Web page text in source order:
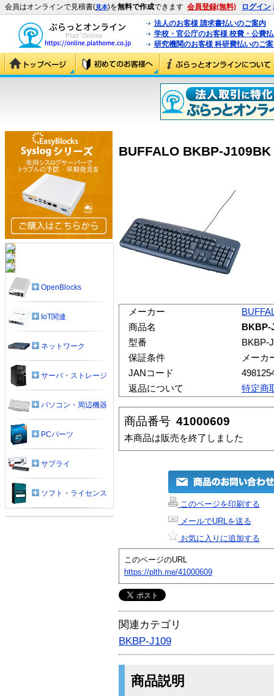
会員はオンラインで見積書(見本)を無料で作成できます 会員登録(無料) ログイン
法人のお客様 請求書払いのご案内
学校・官公庁のお客様 校費・公費
研究機関のお客様 科研費払いのご
BUFFALO BKBP-
メーカー
商品名
BKBP-
型番
BKBP-
保証条件
メーカ
JANコード
返品について
特定商
商品番号 41000609
本商品は販売を終了しました
このページを印刷する
メールでURLを送る
お気に入りに追加する
このページのURL
https://plth.me/41000609
関連カテゴリ
BKBP-J109
商品説明
OpenBlocks
IoT関連
ネットワーク
サーバ・ストレージ
パソコン・周辺機器
PCパーツ
サプライ
ソフト・ライセンス